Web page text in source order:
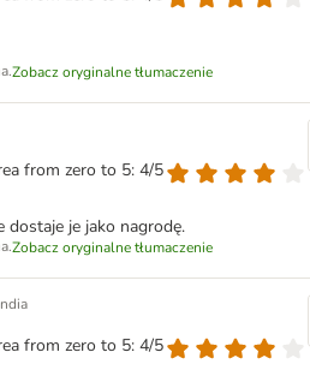
Zobacz oryginalne tłumaczenie
from zero to 5: 4/5
dostaje je jako nagrodę.
Zobacz oryginalne tłumaczenie
from zero to 5: 4/5